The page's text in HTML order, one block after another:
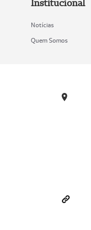
Institucional
Notícias
Quem Somos